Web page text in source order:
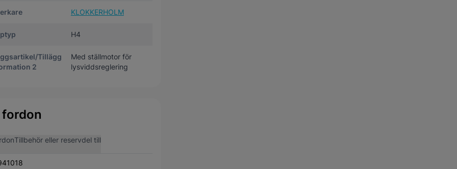
KLOKKERHOLM
H4
Tillägg
2
Med ställmotor för
lysviddsreglering
Tillbehör eller reservdel till